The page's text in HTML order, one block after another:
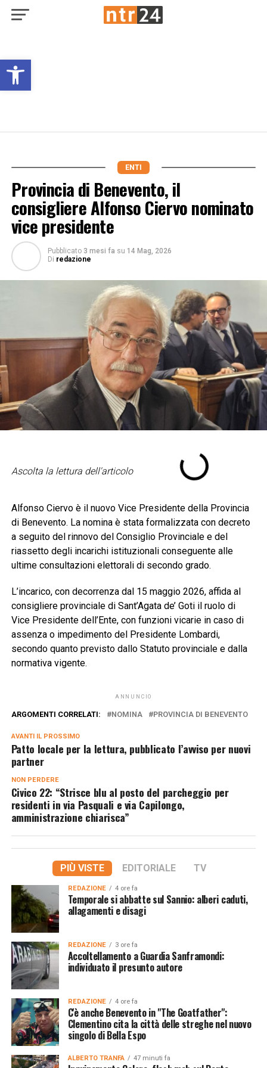
Open toolbar
ENTI
Provincia di Benevento, il
consigliere Alfonso Ciervo nominato
vice presidente
Pubblicato 3 mesi fa su 14 Mag, 2026
Di redazione
Ascolta la lettura dell'articolo
Alfonso Ciervo è il nuovo Vice Presidente della Provincia
di Benevento. La nomina è stata formalizzata con decreto
a seguito del rinnovo del Consiglio Provinciale e del
riassetto degli incarichi istituzionali conseguente alle
ultime consultazioni elettorali di secondo grado.
L’incarico, con decorrenza dal 15 maggio 2026, affida al
consigliere provinciale di Sant’Agata de’ Goti il ruolo di
Vice Presidente dell’Ente, con funzioni vicarie in caso di
assenza o impedimento del Presidente Lombardi,
secondo quanto previsto dallo Statuto provinciale e dalla
normativa vigente.
ANNUNCIO
ARGOMENTI CORRELATI: NOMINA PROVINCIA DI BENEVENTO
AVANTI IL ​​PROSSIMO
Patto locale per la lettura, pubblicato l’avviso per nuovi
partner
NON PERDERE
Civico 22: “Strisce blu al posto del parcheggio per
residenti in via Pasquali e via Capilongo,
amministrazione chiarisca”
PIÙ VISTE EDITORIALE TV
REDAZIONE 4 ore fa
Temporale si abbatte sul Sannio: alberi caduti,
allagamenti e disagi
REDAZIONE 3 ore fa
Accoltellamento a Guardia Sanframondi:
individuato il presunto autore
REDAZIONE 4 ore fa
C'è anche Benevento in "The Goatfather":
Clementino cita la città delle streghe nel nuovo
singolo di Bella Espo
ALBERTO TRANFA 47 minuti fa